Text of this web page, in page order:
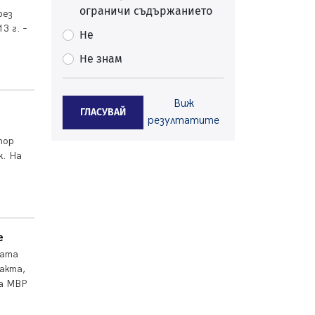
г. –
На
МВР
Перник
Вече няма чакащи с години за
присъединяване към мрежата на
05.08.2026, 11:22
След сигнали: Санкции за шумни
младежи и предупреждения
ограничи съдържанието
Не
Не знам
ГЛАСУВАЙ
Виж
резултатите